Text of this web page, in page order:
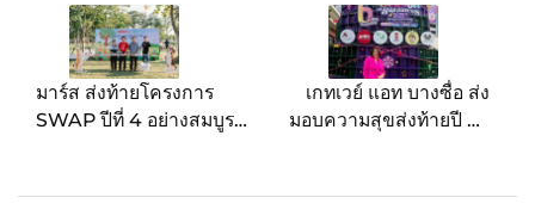
มาร์ส ส่งท้ายโครงการ
SWAP ปีที่ 4 อย่างสมบูรณ์
เชียงใหม่
เกทเวย์ แอท บางซื่อ ส่ง
มอบความสุขส่งท้ายปี จัด
Happiness 2025 กับ